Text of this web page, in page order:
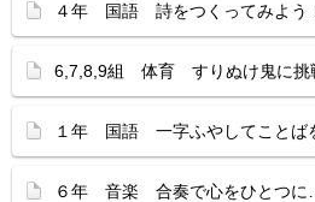
４年 国語 詩をつくってみよう
6,7,8,9組 体育 すりぬけ鬼に挑
１年 国語 一字ふやしてことば
６年 音楽 合奏で心をひとつに